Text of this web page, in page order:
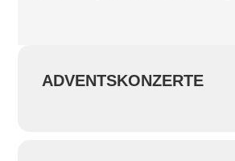
ADVENTSKONZERTE